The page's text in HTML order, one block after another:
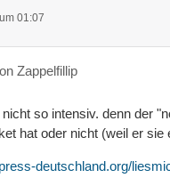
01:07
Zappelfillip
nicht so intensiv. denn der
hat oder nicht (weil er
deutschland.org/